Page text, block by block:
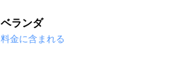
ベランダ
料金に含まれる